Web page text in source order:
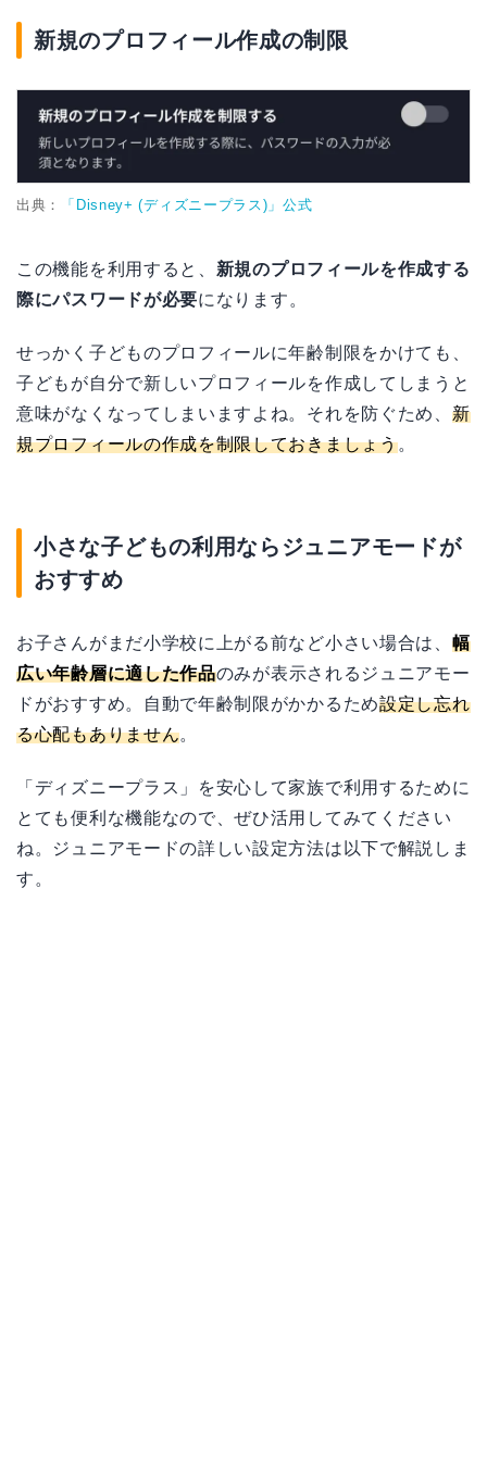
新規のプロフィール作成の制限
出典： 「Disney+ (ディズニープラス)」公式
この機能を利用すると、 新規のプロフィールを作成する
際にパスワードが必要になります。
せっかく子どものプロフィールに年齢制限をかけても、
子どもが自分で新しいプロフィールを作成してしまうと
意味がなくなってしまいますよね。それを防ぐため、 新
規プロフィールの作成を制限しておきましょう。
小さな子どもの利用ならジュニアモードが
おすすめ
お子さんがまだ小学校に上がる前など小さい場合は、 幅
広い年齢層に適した作品のみが表示されるジュニアモー
ドがおすすめ。自動で年齢制限がかかるため設定し忘れ
る心配もありません。
「ディズニープラス」を安心して家族で利用するために
とても便利な機能なので、ぜひ活用してみてください
ね。ジュニアモードの詳しい設定方法は以下で解説しま
す。